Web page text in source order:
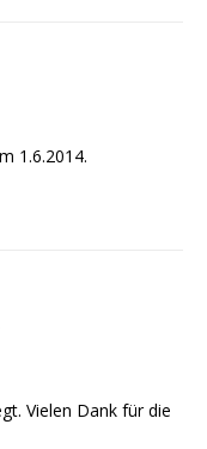
1.6.2014.
Vielen Dank für die